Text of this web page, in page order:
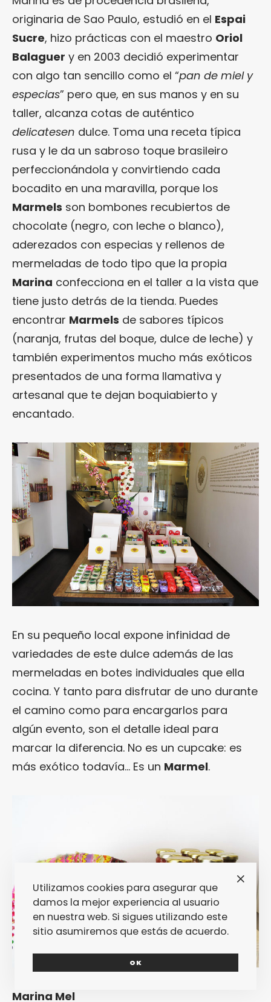
originaria de Sao Paulo, estudió en el Espai
Sucre, hizo prácticas con el maestro Oriol
Balaguer y en 2003 decidió experimentar
con algo tan sencillo como el “pan de miel y
especias” pero que, en sus manos y en su
taller, alcanza cotas de auténtico
delicatesen dulce. Toma una receta típica
rusa y le da un sabroso toque brasileiro
perfeccionándola y convirtiendo cada
bocadito en una maravilla, porque los
Marmels son bombones recubiertos de
chocolate (negro, con leche o blanco),
aderezados con especias y rellenos de
mermeladas de todo tipo que la propia
Marina confecciona en el taller a la vista que
tiene justo detrás de la tienda. Puedes
encontrar Marmels de sabores típicos
(naranja, frutas del boque, dulce de leche) y
también experimentos mucho más exóticos
presentados de una forma llamativa y
artesanal que te dejan boquiabierto y
encantado.
En su pequeño local expone infinidad de
variedades de este dulce además de las
mermeladas en botes individuales que ella
cocina. Y tanto para disfrutar de uno durante
el camino como para encargarlos para
algún evento, son el detalle ideal para
marcar la diferencia. No es un cupcake: es
más exótico todavía… Es un Marmel.
Marina Mel
Utilizamos cookies para asegurar que
damos la mejor experiencia al usuario
en nuestra web. Si sigues utilizando este
sitio asumiremos que estás de acuerdo.
OK